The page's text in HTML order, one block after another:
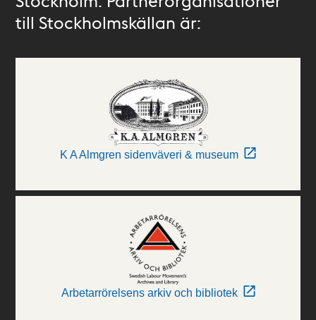
till Stockholmskällan är:
K A Almgren sidenväveri & museum
Arbetarrörelsens arkiv och bibliotek